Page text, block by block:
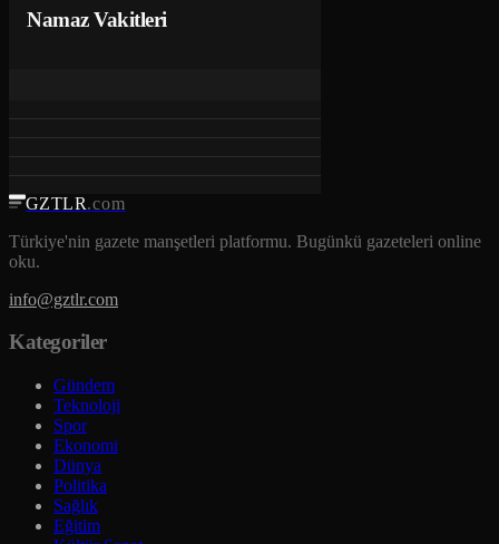
Namaz Vakitleri
GZTLR.com
Türkiye'nin gazete manşetleri platformu. Bugünkü gazeteleri online
oku.
info@gztlr.com
Kategoriler
Gündem
Teknoloji
Spor
Ekonomi
Dünya
Politika
Sağlık
Eğitim